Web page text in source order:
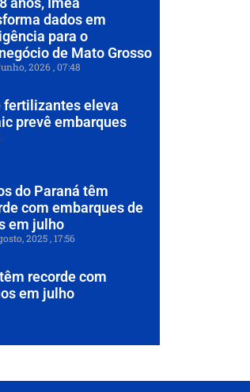
dados em
para o
de Mato Grosso
2026 07:48
eleva
prevê embarques
do Paraná têm
com embarques de
em julho
2025 17:56
recorde com
em julho